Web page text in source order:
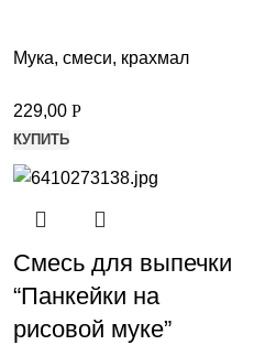
Мука, смеси, крахмал
229,00 Р
КУПИТЬ
Смесь для выпечки
“Панкейки на
рисовой муке”